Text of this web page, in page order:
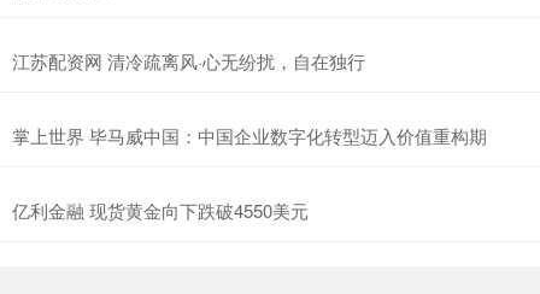
江苏配资网 清冷疏离风·心无纷扰，自在独行
掌上世界 毕马威中国：中国企业数字化转型迈入价值重构期
亿利金融 现货黄金向下跌破4550美元